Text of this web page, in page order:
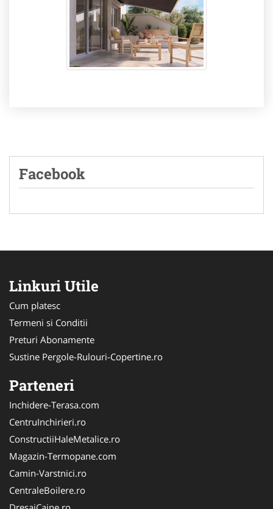
Facebook
Linkuri Utile
Cum platesc
Termeni si Conditii
Preturi Abonamente
Sustine Pergole-Rulouri-Copertine.ro
Parteneri
Inchidere-Terasa.com
CentruInchirieri.ro
ConstructiiHaleMetalice.ro
Magazin-Termopane.com
Camin-Varstnici.ro
CentraleBoilere.ro